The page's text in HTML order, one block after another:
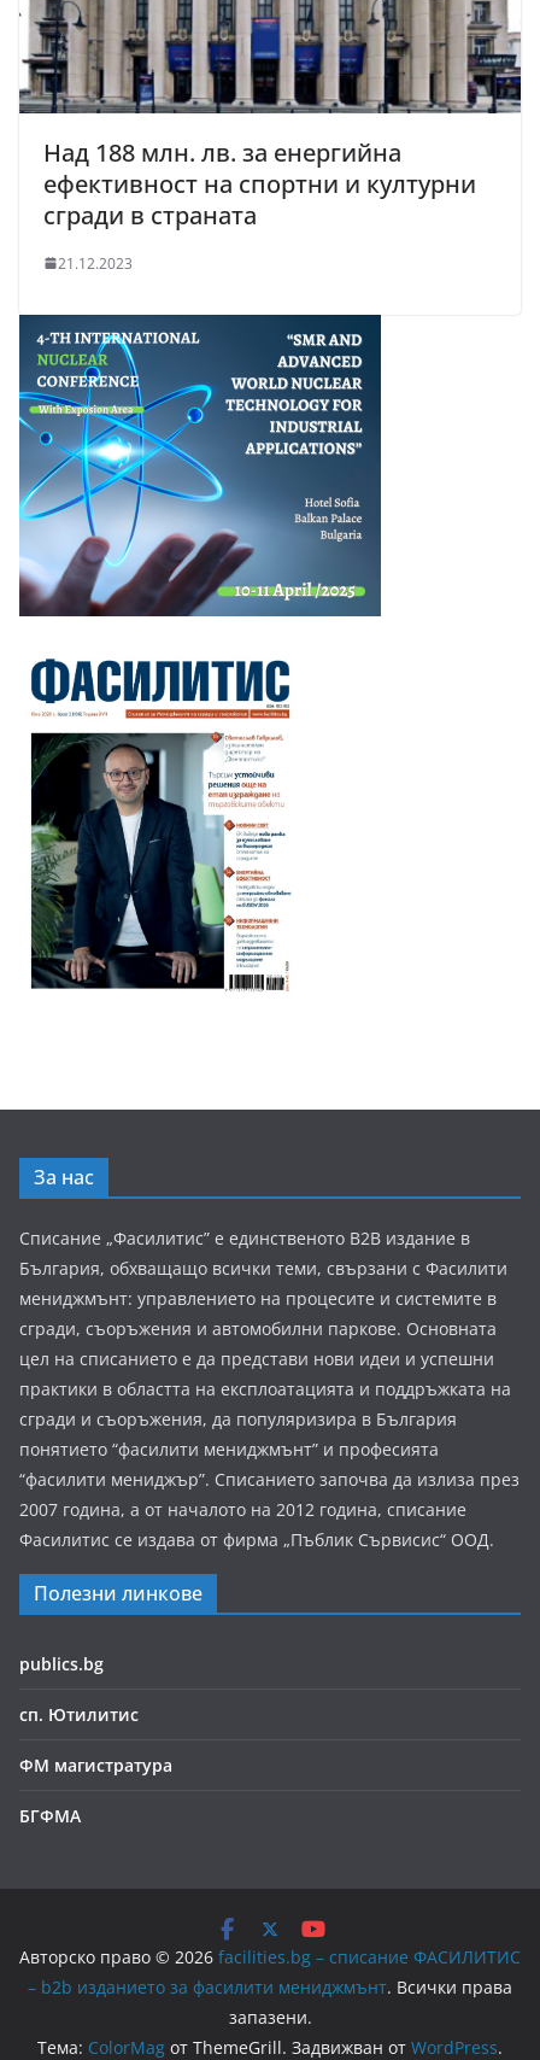
Над 188 млн. лв. за енергийна
ефективност на спортни и културни
сгради в страната
21.12.2023
За нас
Списание „Фасилитис” е единственото B2B издание в
България, обхващащо всички теми, свързани с Фасилити
мениджмънт: управлението на процесите и системите в
сгради, съоръжения и автомобилни паркове. Основната
цел на списанието е да представи нови идеи и успешни
практики в областта на експлоатацията и поддръжката на
сгради и съоръжения, да популяризира в България
понятието “фасилити мениджмънт” и професията
“фасилити мениджър”. Списанието започва да излиза през
2007 година, а от началото на 2012 година, списание
Фасилитис се издава от фирма „Пъблик Сървисис“ ООД.
Полезни линкове
publics.bg
сп. Ютилитис
ФМ магистратура
БГФМА
Авторско право © 2026 facilities.bg – списание ФАСИЛИТИС
– b2b изданието за фасилити мениджмънт. Всички права
запазени.
Тема: ColorMag от ThemeGrill. Задвижван от WordPress.